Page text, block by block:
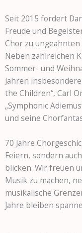
Seit 2015 fordert
Freude und
Chor zu
Neben zahlreichen
Sommer- und
Jahren
the Children“, Carl
„Symphonic
und seine
70 Jahre
Feiern, sondern
blicken. Wir freuen
Musik zu machen,
musikalische
Jahre bleiben